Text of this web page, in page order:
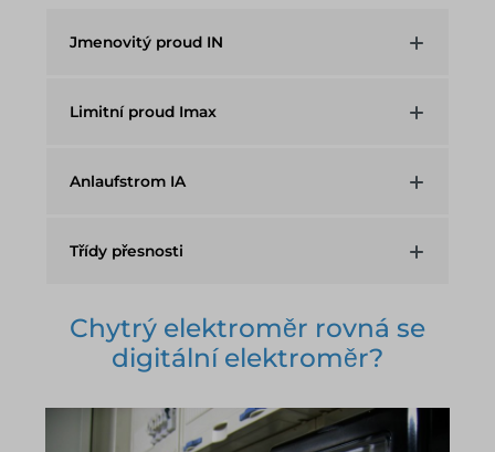
Jmenovitý proud IN
Limitní proud Imax
Anlaufstrom IA
Třídy přesnosti
Chytrý elektroměr rovná se
digitální elektroměr?